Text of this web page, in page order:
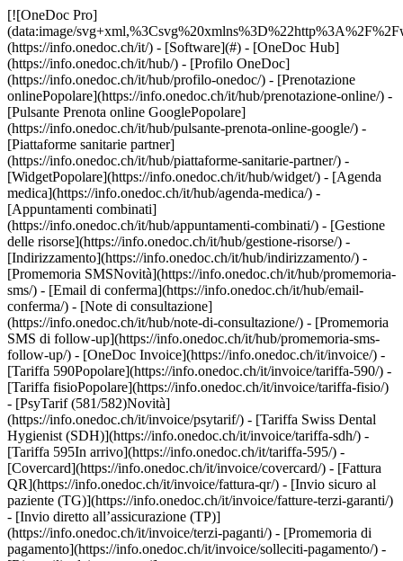
[![OneDoc Pro](data:image/svg+xml,%3Csvg%20xmlns%3D%22http%3A%2F%2Fwww.w3.org%2F2000%2Fsvg%22%20viewBox%3D%220%200%20110%2021%22%3E%3C%2Fsvg%3E)](https://info.onedoc.ch/it/) - [Software](#) - [OneDoc Hub](https://info.onedoc.ch/it/hub/) - [Profilo OneDoc](https://info.onedoc.ch/it/hub/profilo-onedoc/) - [Prenotazione onlinePopolare](https://info.onedoc.ch/it/hub/prenotazione-online/) - [Pulsante Prenota online GooglePopolare](https://info.onedoc.ch/it/hub/pulsante-prenota-online-google/) - [Piattaforme sanitarie partner](https://info.onedoc.ch/it/hub/piattaforme-sanitarie-partner/) - [WidgetPopolare](https://info.onedoc.ch/it/hub/widget/) - [Agenda medica](https://info.onedoc.ch/it/hub/agenda-medica/) - [Appuntamenti combinati](https://info.onedoc.ch/it/hub/appuntamenti-combinati/) - [Gestione delle risorse](https://info.onedoc.ch/it/hub/gestione-risorse/) - [Indirizzamento](https://info.onedoc.ch/it/hub/indirizzamento/) - [Promemoria SMSNovità](https://info.onedoc.ch/it/hub/promemoria-sms/) - [Email di conferma](https://info.onedoc.ch/it/hub/email-conferma/) - [Note di consultazione](https://info.onedoc.ch/it/hub/note-di-consultazione/) - [Promemoria SMS di follow-up](https://info.onedoc.ch/it/hub/promemoria-sms-follow-up/) - [OneDoc Invoice](https://info.onedoc.ch/it/invoice/) - [Tariffa 590Popolare](https://info.onedoc.ch/it/invoice/tariffa-590/) - [Tariffa fisioPopolare](https://info.onedoc.ch/it/invoice/tariffa-fisio/) - [PsyTarif (581/582)Novità](https://info.onedoc.ch/it/invoice/psytarif/) - [Tariffa Swiss Dental Hygienist (SDH)](https://info.onedoc.ch/it/invoice/tariffa-sdh/) - [Tariffa 595In arrivo](https://info.onedoc.ch/it/tariffa-595/) - [Covercard](https://info.onedoc.ch/it/invoice/covercard/) - [Fattura QR](https://info.onedoc.ch/it/invoice/fattura-qr/) - [Invio sicuro al paziente (TG)](https://info.onedoc.ch/it/invoice/fatture-terzi-garanti/) - [Invio diretto all’assicurazione (TP)](https://info.onedoc.ch/it/invoice/terzi-paganti/) - [Promemoria di pagamento](https://info.onedoc.ch/it/invoice/solleciti-pagamento/) - [Riconcilio dei pagamenti](https://info.onedoc.ch/it/invoice/riconciliazione-automatica/) - [Chiusure contabili](https://info.onedoc.ch/it/invoice/chiusure-contabili/) - [Dichiarazione IVA](https://info.onedoc.ch/it/invoice/dichiarazione-iva/) - [Statistiche](https://info.onedoc.ch/it/invoice/statistiche/) - [Emma: Assistente telefonica IALancio](https://info.onedoc.ch/it/emma-assistente-telefonica/) - [OneDoc InboxLancio](https://info.onedoc.ch/it/inbox/) - [Richieste di farmaciNovità](https://info.onedoc.ch/it/inbox/richiesta-farmaci/) - [OneDoc LinkNovità](https://info.onedoc.ch/it/link/) - [OneDoc Visio](https://info.onedoc.ch/it/visio/) - [Badge videoconsulto](https://info.onedoc.ch/it/visio/badge-videoconsulto/) - [Modulo di videoconsultoPopolare](https://info.onedoc.ch/it/visio/modulo-videoconsulto/) - [Condividi lo schermo](https://info.onedoc.ch/it/visio/condivisione-schermo/) - [Videoconsulto sfondo](https://info.onedoc.ch/it/visio/sfondo-videoconsulto/) - [Video e audio controllo](https://info.onedoc.ch/it/visio/controllo-audio-video/) - [Soluzioni](#) - [Le tue esigenze](https://info.onedoc.ch/it/esigenze/) - [Aumenta la visibilità del tuo studio](https://info.onedoc.ch/it/esigenze/migliorare-la-vostra-visibilita/) - [Porta più nuovi pazienti nel tuo studio](https://info.onedoc.ch/it/esigenze/porta-nuovi-pazienti/) - [Fidelizza i tuoi pazientiPopolare](https://info.onedoc.ch/it/esigenze/fidelizza-i-tuoi-pazienti/) - [Automatizza il follow-up dei pazienti che già segui](https://info.onedoc.ch/it/esigenze/follow-up-pazienti-gia-segui/) - [Gestisci flussi di appuntamenti complessi](https://info.onedoc.ch/it/esigenze/gestisci-appuntamenti-complessi/) - [Fidelizza i pazienti nel tuo network](https://info.onedoc.ch/it/esigenze/tieni-pazienti-network/) - [Indirizza facilmente i tuoi pazientiPopolare](https://info.onedoc.ch/it/esigenze/indirizzate-pazienti/) - [Ricevi indirizzamenti qualificati](https://info.onedoc.ch/it/esigenze/ricevi-indirizzamenti-qualificati/) - [Riduci il numero di appuntamenti mancatiPopolare](https://info.onedoc.ch/it/esigenze/riduci-appuntamenti-mancati/) - [Gestisci più richieste dei pazienti](https://info.onedoc.ch/it/esigenze/gestisci-piu-richieste-pazienti/) - [Riduci il numero di telefonate entrantiPopolare](https://info.onedoc.ch/it/esigenze/ridurre-le-chiamate/) - [Resta in contatto con i tuoi pazienti](https://info.onedoc.ch/it/esigenze/resta-in-contatto-con-teleconsultation/) - [Crea e gestisci le tue fatture](https://info.onedoc.ch/it/esigenze/crea-fatture-conformi/) - [La tua specialità](https://info.onedoc.ch/it/specialita/) - [Medico generico](https://info.onedoc.ch/it/specialita/medico-generico/) - [Medico specialista](https://info.onedoc.ch/it/specialita/medico-specialista/) - [Dentista](https://info.onedoc.ch/it/specialita/medico-dentista/) - [Igienista dentale](https://info.onedoc.ch/it/specialita/igienista-dentale/) - [FisioterapistaPopolare](https://info.onedoc.ch/it/specialita/fisioterapista/) - [Terapista](https://info.onedoc.ch/it/specialita/terapista/) - [Psicologo](https://info.onedoc.ch/it/specialita/psicologo/) - [Psicoterapisti](https://info.onedoc.ch/it/specialita/psicoterapisti/) - [Oculista](https://info.onedoc.ch/it/specialita/oculista/) - [Dermatologo](https://info.onedoc.ch/it/specialita/dermatologo/) - [Pediatra](https://info.onedoc.ch/it/specialita/pediatra/) - [Ginecologo](https://info.onedoc.ch/it/specialita/ginecologo/) - [Medico estetico](https://info.onedoc.ch/it/specialita/medico-estetico/) - [La tua struttura sanitaria](https://info.onedoc.ch/it/specialita/) - [Centro medico](https://info.onedoc.ch/it/specialita/centro-medico/) - [Ospedale](https://info.onedoc.ch/it/specialita/ospedale/) - [Farmacia](https://info.onedoc.ch/it/specialita/farmacia/) - [Centro di diagnostica per immagini](https://info.onedoc.ch/it/specialita/centro-diagnostica-per-immagini/) - [Laboratorio di analisi mediche](https://info.onedoc.ch/it/specialita/laboratori-di-analisi-mediche/) - [Audioprotesista](https://info.onedoc.ch/it/specialita/audioprotesista/) - [Ottico](https://info.onedoc.ch/it/specialita/ottico/) - [Connettore](#) - [A-D](#) - [Aeskulap](https://info.onedoc.ch/it/connettore/aeskulap/) - [amétiq siMed](https://info.onedoc.ch/it/connettore/ametiq-simed/) - [Axenita](https://info.onedoc.ch/it/connettore/axenita-axonlab/) - [Carefolio](https://info.onedoc.ch/it/connettore/carefolio/) - [curaMED](https://info.onedoc.ch/it/connettore/curamed/) - [Delemed](https://info.onedoc.ch/it/connettore/delemed/) - [DentaGest](https://info.onedoc.ch/it/connettore/dentagest/) - [Denteo](https://info.onedoc.ch/it/connettore/denteo/) - [E-G](#) - [E-Medicus](https://info.onedoc.ch/it/connettore/e-medicus/) - [E-PAT](https://info.onedoc.ch/it/connettore/e-pat/) - [ElexisNovità](https://info.onedoc.ch/it/connettore/elexis/) - [ePaad](https://info.onedoc.ch/it/connettore/epaad/) - [ePhysio](https://info.onedoc.ch/it/connettore/ephysio/) - [ergodent](https://info.onedoc.ch/it/connettore/ergodent/) - [Eyesoft](https://info.onedoc.ch/it/connettore/eyesoft/) - [Google Calendar](https://info.onedoc.ch/it/connettore/google-calendar/) - [H-M](#) - [Handylife](https://info.onedoc.ch/it/connettore/handy-patients/) - [Hexabit Luna](https://info.onedoc.ch/it/connettore/hexabit-luna/) - [ifaNovità](https://info.onedoc.ch/it/connettore/ifa/) - [KISIM](https://info.onedoc.ch/it/connettore/cistec-kisim/) - [Liris](https://info.onedoc.ch/it/connettore/liris/) - [Medes](https://info.onedoc.ch/it/connettore/medes/) - [MediCloud](https://info.onedoc.ch/it/connettore/medicloud/) - [MediOnline](https://info.onedoc.ch/it/connettore/medionline-cassa-dei-medici/) - [Mediway](https://info.onedoc.ch/it/connettore/mediway/) - [N-Q](#) - [NereidaNovità](https://info.onedoc.ch/it/connettore/nereida/) - [NEXUS](https://info.onedoc.ch/it/connettore/nexus/) - [Oplus](https://info.onedoc.ch/it/connettore/oplus/) - [Outlook](https://info.onedoc.ch/it/connettore/outlook/) - [PhysioApp](https://info.onedoc.ch/it/connettore/physioapp/) - [Polavis](https://info.onedoc.ch/it/connettore/polavis/) - [Polypoint](https://info.onedoc.ch/it/connettore/polypoint/) - [ProPharma](https://info.onedoc.ch/it/connettore/propharma/) - [PraxinovaNovità](https://info.onedoc.ch/it/connettore/praxinova/) - [Pulse Medica](https://info.onedoc.ch/it/connettore/pulse-medica/) - [R-Z](#) - [RockethealthNovità](https://info.onedoc.ch/it/connettore/rockethealth/) - [SOFTplus](https://info.onedoc.ch/it/connettore/softplus/) - [Sokle](https://info.onedoc.ch/it/connettore/sokle/) - [tomedoNovità](https://info.onedoc.ch/it/connettore/tomedo/) - [Vitomed](https://info.onedoc.ch/it/connettore/vitomed-vitodata/) - [WinLogie](https://info.onedoc.ch/it/connettore/winlogie/) - [WinMed](https://info.onedoc.ch/it/connettore/winmed/) - [ZaWin](https://info.onedoc.ch/it/connettore/zawin/) - [Vedi tutti i nostri connettori](https://info.onedoc.ch/it/connettore/) - [Risorse](#) - [Informazioni su OneDoc](#) - [Nostra missione](https://info.onedoc.ch/it/nostra-missione/) - [Media](https://info.onedoc.ch/it/media/) - [Blog](https://info.onedoc.ch/it/blog/) - [Medici di base](https://info.onedoc.ch/it/blog/medici/) - [Dentisti](https://info.onedoc.ch/it/blog/dentisti/) - [Igienisti dentali](https://info.onedoc.ch/it/blog/igienisti-dentali/) - [Pediatri](htt